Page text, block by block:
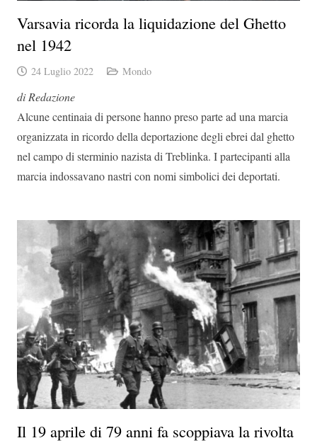
Varsavia ricorda la liquidazione del Ghetto
nel 1942
24 Luglio 2022 Mondo
di Redazione
Alcune centinaia di persone hanno preso parte ad una marcia
organizzata in ricordo della deportazione degli ebrei dal ghetto
nel campo di sterminio nazista di Treblinka. I partecipanti alla
marcia indossavano nastri con nomi simbolici dei deportati.
Il 19 aprile di 79 anni fa scoppiava la rivolta